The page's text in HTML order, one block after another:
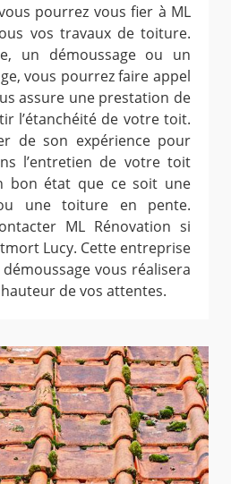
pourrez vous fier à ML
vos travaux de toiture.
un démoussage ou un
vous pourrez faire appel
assure une prestation de
l’étanchéité de votre toit.
de son expérience pour
l’entretien de votre toit
bon état que ce soit une
une toiture en pente.
ML Rénovation si
Lucy. Cette entreprise
vous réalisera
de vos attentes.